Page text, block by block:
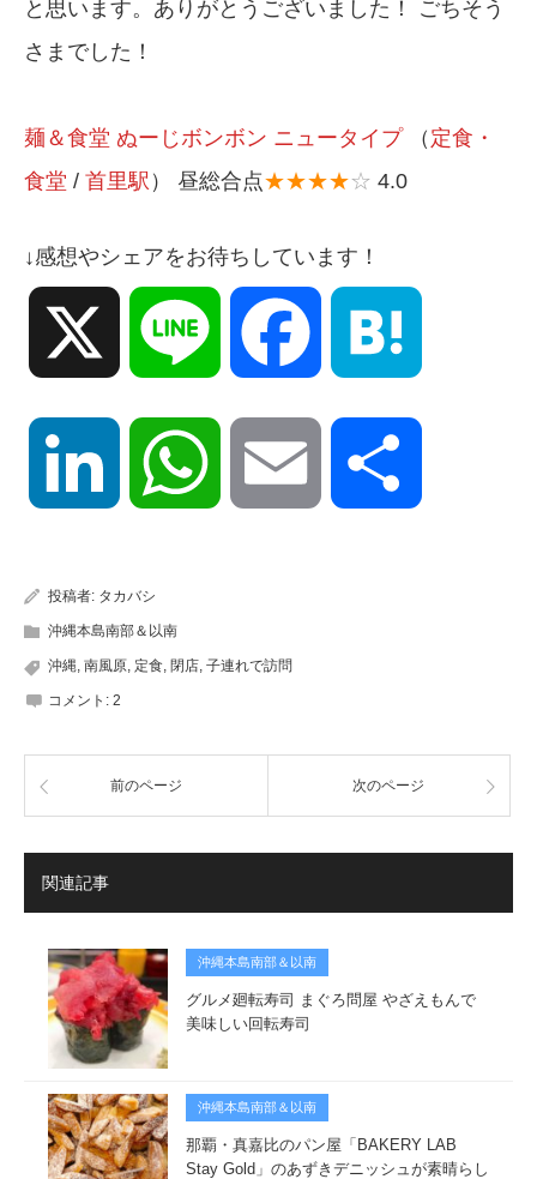
と思います。ありがとうございました！ ごちそう
さまでした！
麺＆食堂 ぬーじボンボン ニュータイプ（ 定食・
食堂 / 首里駅 ） 昼総合点★★★★☆ 4.0
↓感想やシェアをお待ちしています！
Line Facebook
LinkedIn WhatsApp Email
投稿者: タカバシ
沖縄本島南部＆以南
沖縄 南風原 定食 閉店 子連れで訪問
コメント: 2
前のページ 次のページ
関連記事
沖縄本島南部＆以南
グルメ廻転寿司 まぐろ問屋 やざえもんで
美味しい回転寿司
沖縄本島南部＆以南
那覇・真嘉比のパン屋「BAKERY LAB
Stay Gold」のあずきデニッシュが素晴らし